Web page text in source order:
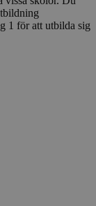
1 för att utbilda sig